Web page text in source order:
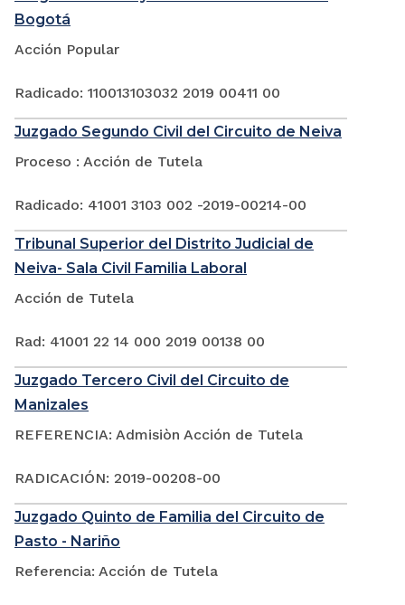
Bogotá
Acción Popular
Radicado: 110013103032 2019 00411 00
Juzgado Segundo Civil del Circuito de Neiva
Proceso : Acción de Tutela
Radicado: 41001 3103 002 -2019-00214-00
Tribunal Superior del Distrito Judicial de
Neiva- Sala Civil Familia Laboral
Acción de Tutela
Rad: 41001 22 14 000 2019 00138 00
Juzgado Tercero Civil del Circuito de
Manizales
REFERENCIA: Admisiòn Acción de Tutela
RADICACIÓN: 2019-00208-00
Juzgado Quinto de Familia del Circuito de
Pasto - Nariño
Referencia: Acción de Tutela